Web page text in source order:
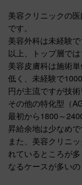
美容クリニックの
です。
美容外科は未経験
以上、トップ層で
美容皮膚科は施術
低く、未経験で
円が主流ですが技
その他の特化型（
最初から1800～
昇給余地は少なめで
また、美容クリニ
れているところが
なるケースが多いの